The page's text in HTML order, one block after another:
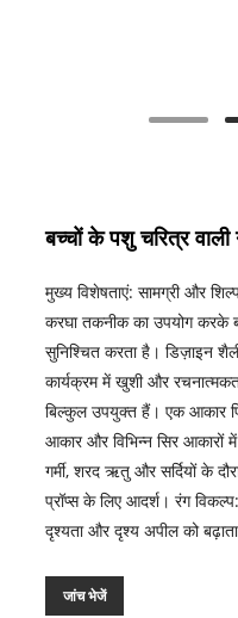
बच्चों के पशु चरित्र वाली
मुख्य विशेषताएं: सामग्री और
करघा तकनीक का उपयोग करके
सुनिश्चित करता है। डिज़ाइन
कार्यक्रम में खुशी और
बिल्कुल उपयुक्त हैं। एक आकार
आकार और विभिन्न सिर
गर्मी, शरद ऋतु और सर्दियों के
प्रॉप्स के लिए आदर्श। रंग
दृश्यता और दृश्य अपील को
जांच भेजें